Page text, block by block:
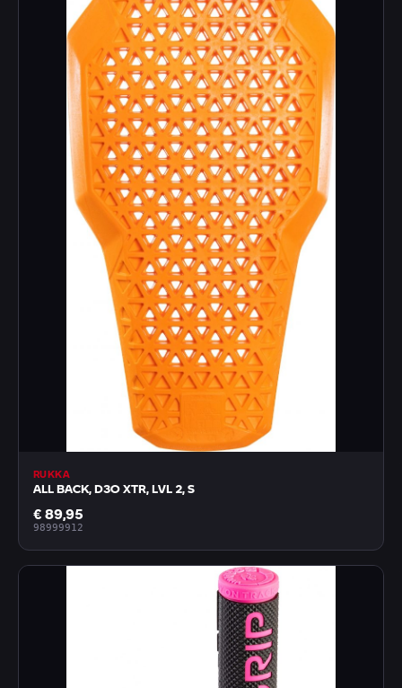
RUKKA
ALL BACK, D3O XTR, LVL 2, S
€ 89,95
98999912